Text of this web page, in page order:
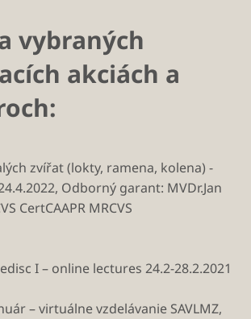
vybraných
akciách a
zvířat (lokty, ramena, kolena) -
Odborný garant: MVDr.Jan
CertCAAPR MRCVS
I – online lectures 24.2-28.2.2021
– virtuálne vzdelávanie SAVLMZ,